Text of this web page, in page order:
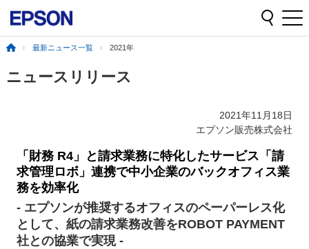
最新ニュース一覧 2021年
ニュースリリース
2021年11月18日
エプソン販売株式会社
「財務 R4」と請求業務に特化したサービス「請
求管理ロボ」連携で中小企業のバックオフィス業
務を効率化
- エプソンが推奨するオフィスのペーパーレス化
として、紙の請求業務改善をROBOT PAYMENT
社との協業で実現 -